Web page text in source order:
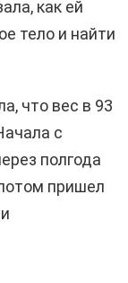
как ей
тело и найти
что вес в 93
с
полгода
пришел